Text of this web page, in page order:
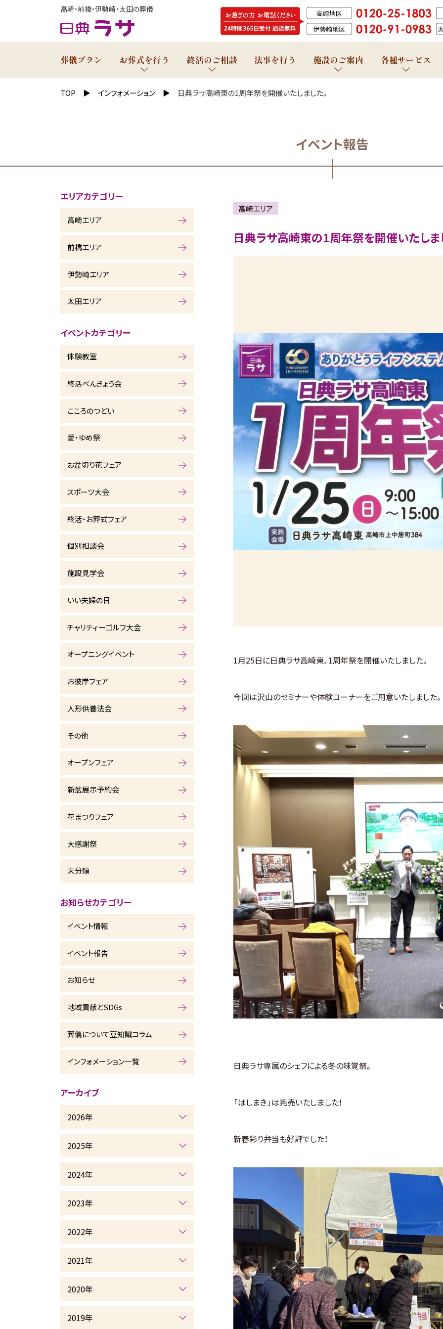
高崎・前橋・伊勢崎・太田の葬儀
葬儀プラン お葬式を行う 終活のご相談 法事を行う 施設のご案内 各種サービス
TOP インフォメーション 日典ラサ高崎東の1周年祭を開催いたしました。
イベント報告
高崎エリア
日典ラサ高崎東の1周年祭を開催いたしま
1月25日に日典ラサ高崎東、1周年祭を開催いたしました。
今回は沢山のセミナーや体験コーナーをご用意いたしました。
日典ラサ専属のシェフによる冬の味覚祭。
「はしまき」は完売いたしました！
新春彩り弁当も好評でした！
エリアカテゴリー
高崎エリア
前橋エリア
伊勢崎エリア
太田エリア
イベントカテゴリー
体験教室
終活べんきょう会
こころのつどい
愛・ゆめ祭
お盆切り花フェア
スポーツ大会
終活・お葬式フェア
個別相談会
施設見学会
いい夫婦の日
チャリティーゴルフ大会
オープニングイベント
お彼岸フェア
人形供養法会
その他
オープンフェア
新盆展示予約会
花まつりフェア
大感謝祭
未分類
お知らせカテゴリー
イベント情報
イベント報告
お知らせ
地域貢献とSDGs
葬儀について豆知識コラム
インフォメーション一覧
アーカイブ
2026年
2025年
2024年
2023年
2022年
2021年
2020年
2019年